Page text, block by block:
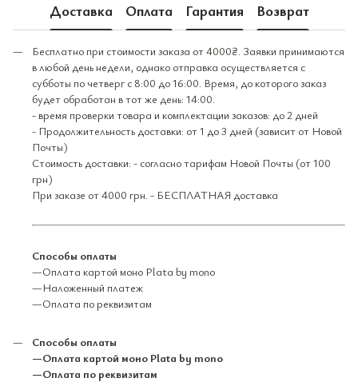
Доставка Оплата Гарантия Возврат
Бесплатно при стоимости заказа от 4000₴. Заявки принимаются
в любой день недели, однако отправка осуществляется с
субботы по четверг с 8:00 до 16:00. Время, до которого заказ
будет обработан в тот же день: 14:00.
- время проверки товара и комплектации заказов: до 2 дней
- Продолжительность доставки: от 1 до 3 дней (зависит от Новой
Почты)
Стоимость доставки: - согласно тарифам Новой Почты (от 100
грн)
При заказе от 4000 грн. - БЕСПЛАТНАЯ доставка
Способы оплаты
—Оплата картой моно Plata by mono
—Наложенный платеж
—Оплата по реквизитам
Способы оплаты
—Оплата картой моно Plata by mono
—Оплата по реквизитам